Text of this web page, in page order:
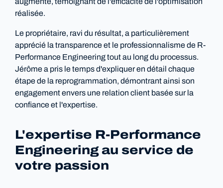
augmenté, témoignant de l'efficacité de l'optimisation
réalisée.
Le propriétaire, ravi du résultat, a particulièrement
apprécié la transparence et le professionnalisme de R-
Performance Engineering tout au long du processus.
Jérôme a pris le temps d'expliquer en détail chaque
étape de la reprogrammation, démontrant ainsi son
engagement envers une relation client basée sur la
confiance et l'expertise.
L'expertise R-Performance
Engineering au service de
votre passion